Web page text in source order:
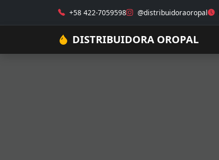
+58 422-7059598 @distribuidoraoropal
DISTRIBUIDORA OROPAL